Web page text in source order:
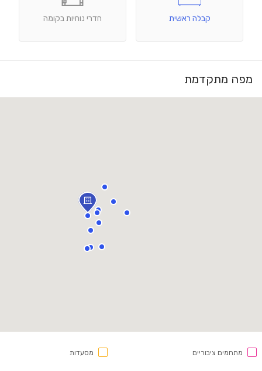
קבלה ראשית חדרי נוחיות בקומה
מפה מתקדמת
מתחמים ציבוריים מסעדות